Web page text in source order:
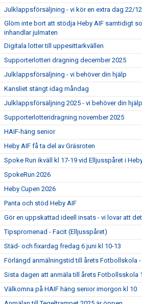
Julklappsförsäljning - vi kör en extra dag 22/12
Glöm inte bort att stödja Heby AIF samtidigt
inhandlar julmaten
Digitala lotter till uppesittarkvällen
Supporterlotteri dragning december 2025
Julklappsförsäljning - vi behöver din hjälp
Kansliet stängt idag måndag
Julklappsförsäljning 2025 - vi behöver din hjälp
Supporterlotteridragning november 2025
HAIF-häng senior
Heby AIF få ta del av Gräsroten
Spoke Run ikväll kl 17-19 vid Elljusspåret i
SpokeRun 2026
Heby Cupen 2026
Panta och stöd Heby AIF
Gör en uppskattad ideell insats - vi lovar att
Tipspromenad - Facit (Elljusspåret)
Städ- och fixardag fredag 6 juni kl 10-13
Förlängd anmälningstid till årets Fotbollskola -
Sista dagen att anmäla till årets Fotbollsskola
Välkomna på HAIF häng senior imorgon kl 10